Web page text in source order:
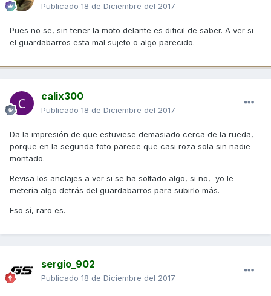
Publicado 18 de Diciembre del 2017
Pues no se, sin tener la moto delante es dificil de saber. A ver si
el guardabarros esta mal sujeto o algo parecido.
calix300
Publicado 18 de Diciembre del 2017
Da la impresión de que estuviese demasiado cerca de la rueda,
porque en la segunda foto parece que casi roza sola sin nadie
montado.
Revisa los anclajes a ver si se ha soltado algo, si no, yo le
metería algo detrás del guardabarros para subirlo más.
Eso sí, raro es.
sergio_902
Publicado 18 de Diciembre del 2017